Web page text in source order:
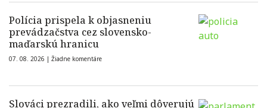
Polícia prispela k objasneniu
prevádzačstva cez slovensko-
maďarskú hranicu
07. 08. 2026 | Žiadne komentáre
Slováci prezradili, ako veľmi dôverujú